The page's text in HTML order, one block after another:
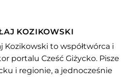
KOZIKOWSKI
Kozikowski to współtwórca i
portalu Cześć Giżycko. Pisze
i regionie, a jednocześnie